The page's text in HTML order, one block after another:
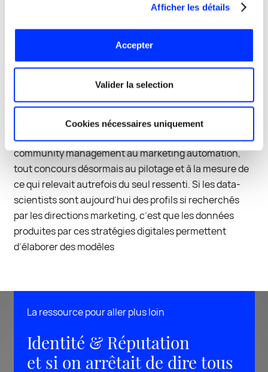
Afficher les détails
Accepter
Valider la selection
Cookies nécessaires uniquement
aujourd’hui intégrer en une démarche ouverte mais
rigoureuse les contenus de la marque (fond et forme)
et leur distribution. Une distribution qui s’opère
désormais de manière équilibrée entre le push
cette capacité de l’entreprise à attirer naturellement
pour mieux convaincre, fait appel à des savoir-faire à la
fois techniques, éditoriaux et graphiques. Du
référencement naturel à lastratégie éditoriale, du
community management au marketing automation,
tout concours désormais au pilotage et à la mesure de
ce qui relevait autrefois du seul ressenti. Si les data-
scientists sont aujourd’hui des profils si recherchés
par les directions marketing, c’est que les données
produites par ces stratégies digitales permettent
d’élaborer des modèles
La ressource pour aller plus loin
Identité & Réputation
et si on arrêtait de dire tous